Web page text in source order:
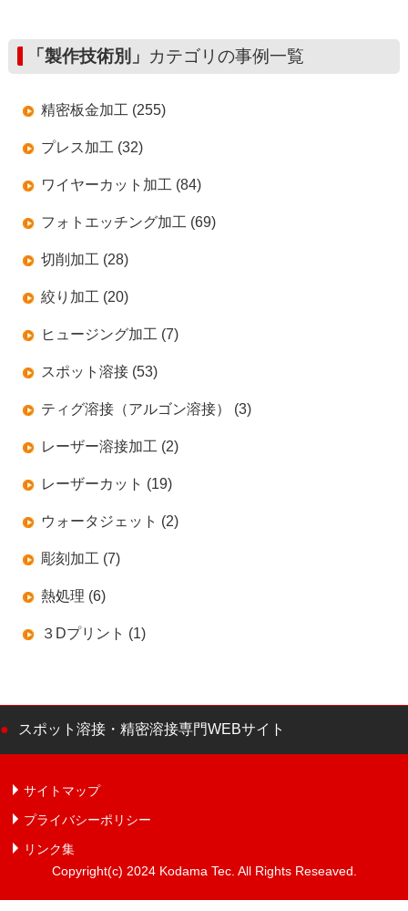
「製作技術別」 カテゴリの事例一覧
精密板金加工 (255)
プレス加工 (32)
ワイヤーカット加工 (84)
フォトエッチング加工 (69)
切削加工 (28)
絞り加工 (20)
ヒュージング加工 (7)
スポット溶接 (53)
ティグ溶接（アルゴン溶接） (3)
レーザー溶接加工 (2)
レーザーカット (19)
ウォータジェット (2)
彫刻加工 (7)
熱処理 (6)
３Dプリント (1)
スポット溶接・精密溶接専門WEBサイト
サイトマップ
プライバシーポリシー
リンク集
Copyright(c) 2024 Kodama Tec. All Rights Reseaved.